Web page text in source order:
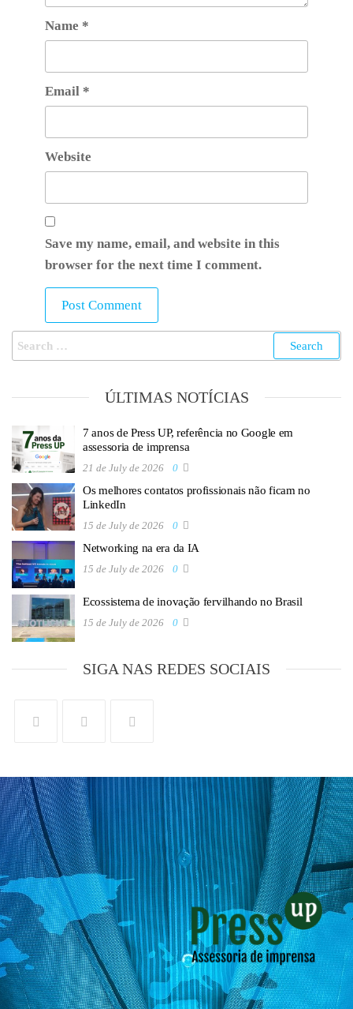
Name *
Email *
Website
Save my name, email, and website in this
browser for the next time I comment.
ÚLTIMAS NOTÍCIAS
7 anos de Press UP, referência no Google em
assessoria de imprensa
21 de July de 2026 0
Os melhores contatos profissionais não ficam no
LinkedIn
15 de July de 2026 0
Networking na era da IA
15 de July de 2026 0
Ecossistema de inovação fervilhando no Brasil
15 de July de 2026 0
SIGA NAS REDES SOCIAIS